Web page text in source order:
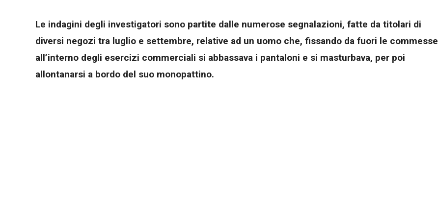
Le indagini degli investigatori sono partite dalle numerose segnalazioni, fatte da titolari di
diversi negozi tra luglio e settembre, relative ad un uomo che, fissando da fuori le commesse
all’interno degli esercizi commerciali si abbassava i pantaloni e si masturbava, per poi
allontanarsi a bordo del suo monopattino.